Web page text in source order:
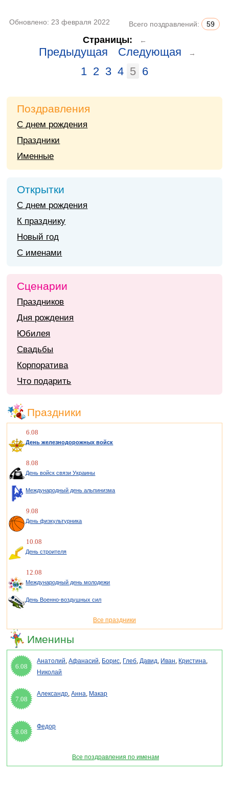
Обновлено: 23 февраля 2022 Всего поздравлений: 59
Страницы: ←
Предыдущая Следующая →
1 2 3 4 5 6
Поздравления
С днем рождения
Праздники
Именные
Открытки
С днем рождения
К празднику
Новый год
С именами
Сценарии
Праздников
Дня рождения
Юбилея
Свадьбы
Корпоратива
Что подарить
Праздники
6.08
День железнодорожных войск
8.08
День войск связи Украины
Международный день альпинизма
9.08
День физкультурника
10.08
День строителя
12.08
Международный день молодежи
День Военно-воздушных сил
Все праздники
Именины
6.08
Анатолий,Афанасий, Борис, Глеб,Давид, Иван, Кристина,
Николай
7.08
Александр,Анна, Макар
8.08
Федор
Все поздравления по именам